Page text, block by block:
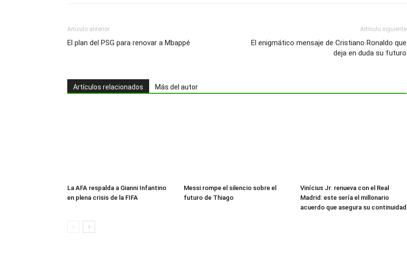
Artículo anterior
El plan del PSG para renovar a Mbappé
Artículo siguiente
El enigmático mensaje de Cristiano Ronaldo que
deja en duda su futuro
Artículos relacionados Más del autor
La AFA respalda a Gianni Infantino
en plena crisis de la FIFA
Messi rompe el silencio sobre el
futuro de Thiago
Vinícius Jr. renueva con el Real
Madrid: este sería el millonario
acuerdo que asegura su continuidad